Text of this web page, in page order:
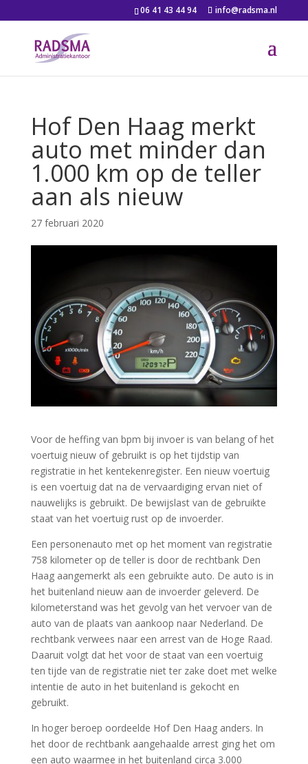
06 41 43 44 94 info@radsma.nl
Hof Den Haag merkt
auto met minder dan
1.000 km op de teller
aan als nieuw
27 februari 2020
Voor de heffing van bpm bij invoer is van belang of het
voertuig nieuw of gebruikt is op het tijdstip van
registratie in het kentekenregister. Een nieuw voertuig
is een voertuig dat na de vervaardiging ervan niet of
nauwelijks is gebruikt. De bewijslast van de gebruikte
staat van het voertuig rust op de invoerder.
Een personenauto met op het moment van registratie
758 kilometer op de teller is door de rechtbank Den
Haag aangemerkt als een gebruikte auto. De auto is in
het buitenland nieuw aan de invoerder geleverd. De
kilometerstand was het gevolg van het vervoer van de
auto van de plaats van aankoop naar Nederland. De
rechtbank verwees naar een arrest van de Hoge Raad.
Daaruit volgt dat het voor de staat van een voertuig
ten tijde van de registratie niet ter zake doet met welke
intentie de auto in het buitenland is gekocht en
gebruikt.
In hoger beroep oordeelde Hof Den Haag anders. In
het door de rechtbank aangehaalde arrest ging het om
een auto waarmee in het buitenland circa 3.000